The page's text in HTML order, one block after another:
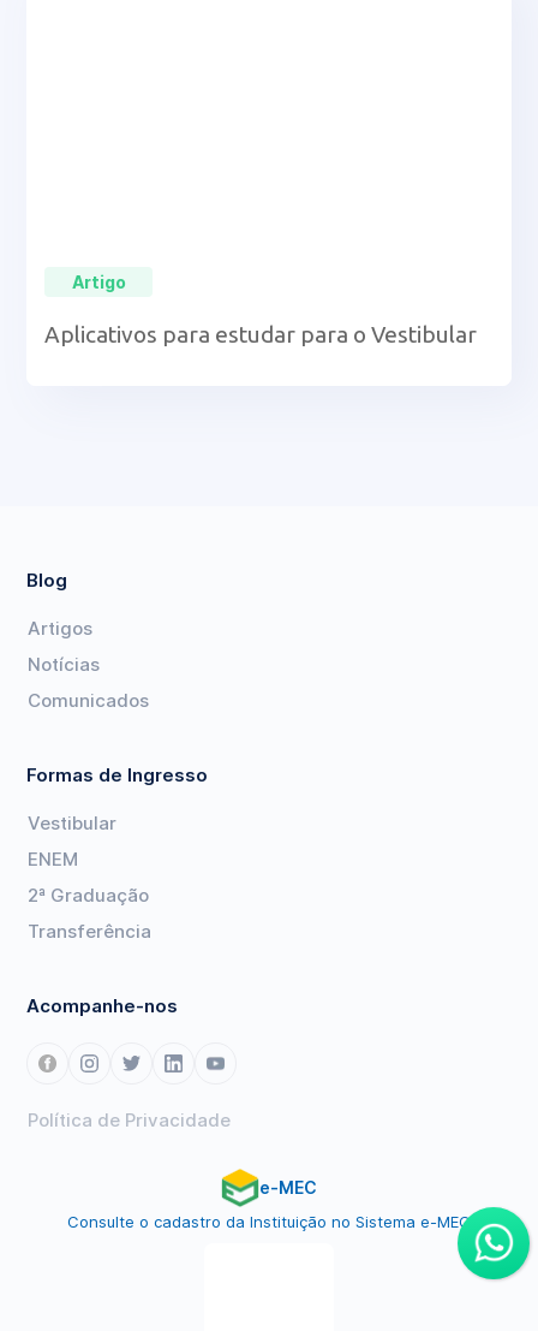
Artigo
Aplicativos para estudar para o Vestibular
Blog
Artigos
Notícias
Comunicados
Formas de Ingresso
Vestibular
ENEM
2ª Graduação
Transferência
Acompanhe-nos
Política de Privacidade
e-MEC
Consulte o cadastro da Instituição no Sistema e-MEC